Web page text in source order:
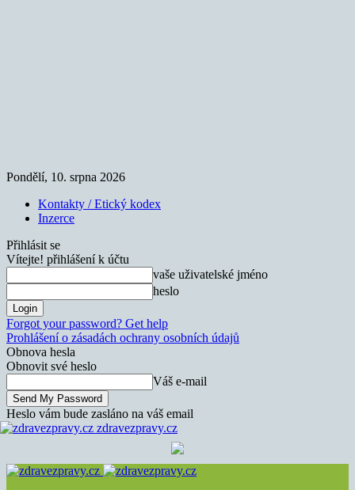
Pondělí, 10. srpna 2026
Kontakty / Etický kodex
Inzerce
Přihlásit se
Vítejte! přihlášení k účtu
vaše uživatelské jméno
heslo
Forgot your password? Get help
Prohlášení o zásadách ochrany osobních údajů
Obnova hesla
Obnovit své heslo
Váš e-mail
Heslo vám bude zasláno na váš email
zdravezpravy.cz